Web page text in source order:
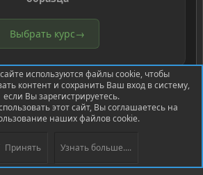
Выбрать курс→
® © 2010-2026 XenForo Ltd.
of 8WAYRUN
используются файлы cookie, чтобы
контент и сохранить Ваш вход в систему,
если Вы зарегистрируетесь.
этот сайт, Вы соглашаетесь на
наших файлов cookie.
Принять Узнать больше....